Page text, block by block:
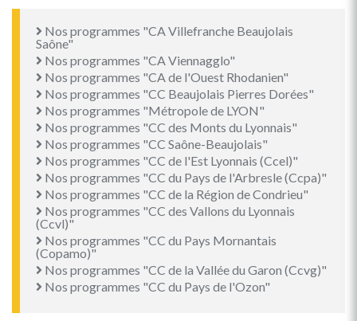
Nos programmes "CA Villefranche Beaujolais
Saône"
Nos programmes "CA Viennagglo"
Nos programmes "CA de l'Ouest Rhodanien"
Nos programmes "CC Beaujolais Pierres Dorées"
Nos programmes "Métropole de LYON"
Nos programmes "CC des Monts du Lyonnais"
Nos programmes "CC Saône-Beaujolais"
Nos programmes "CC de l'Est Lyonnais (Ccel)"
Nos programmes "CC du Pays de l'Arbresle (Ccpa)"
Nos programmes "CC de la Région de Condrieu"
Nos programmes "CC des Vallons du Lyonnais
(Ccvl)"
Nos programmes "CC du Pays Mornantais
(Copamo)"
Nos programmes "CC de la Vallée du Garon (Ccvg)"
Nos programmes "CC du Pays de l'Ozon"